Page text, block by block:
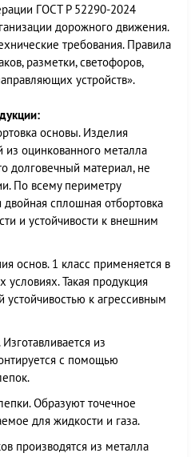
ГОСТ Р 52290-2024
дорожного движения.
требования. Правила
разметки, светофоров,
устройств».
основы. Изделия
из оцинкованного металла
долговечный материал, не
По всему периметру
сплошная отбортовка
и устойчивости к внешним
основ. 1 класс применяется в
Такая продукция
устойчивостью к агрессивным
из
с помощью
Образуют точечное
для жидкости и газа.
производятся из металла